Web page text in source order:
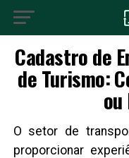
Cadastro de
de Turismo:
ou
O setor de
proporcionar